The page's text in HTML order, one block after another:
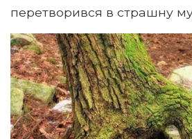
перетворився в страшну